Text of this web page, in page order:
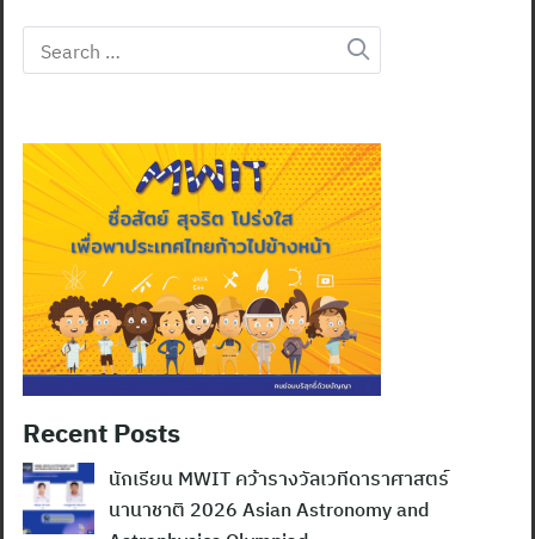
Search
for:
Recent Posts
นักเรียน MWIT คว้ารางวัลเวทีดาราศาสตร์
นานาชาติ 2026 Asian Astronomy and